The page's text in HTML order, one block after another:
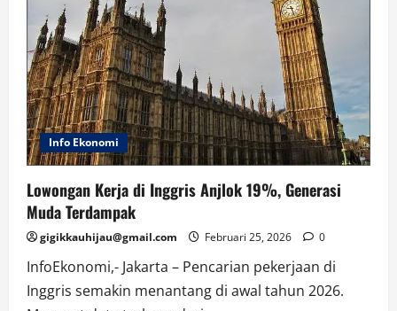
Info Ekonomi
Lowongan Kerja di Inggris Anjlok 19%, Generasi
Muda Terdampak
gigikkauhijau@gmail.com Februari 25, 2026 0
InfoEkonomi,- Jakarta – Pencarian pekerjaan di
Inggris semakin menantang di awal tahun 2026.